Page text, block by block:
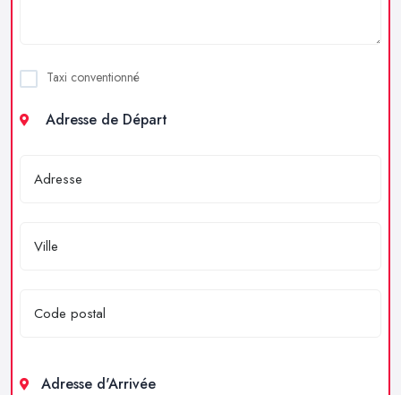
Taxi conventionné
Adresse de Départ
Adresse d'Arrivée